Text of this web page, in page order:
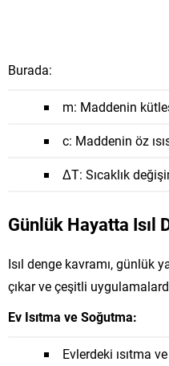
Burada:
m: Maddenin
c: Maddenin öz
ΔT: Sıcaklık
Günlük Hayatta Isıl
Isıl denge kavramı, günlük
çıkar ve çeşitli
Ev Isıtma ve Soğutma:
Evlerdeki ısıtma